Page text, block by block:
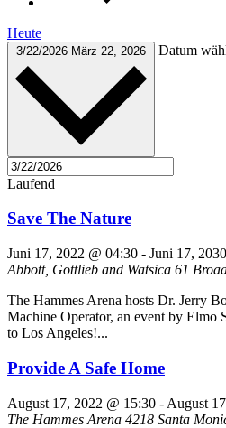
Heute
3/22/2026 März 22, 2026 Datum
Laufend
Save The Nature
Juni 17, 2022 @ 04:30 - Juni 17,
Abbott, Gottlieb and Watsica 61
The Hammes Arena hosts Dr. Jerry
Machine Operator, an event by Elmo
to Los Angeles!...
Provide A Safe Home
August 17, 2022 @ 15:30 - August
The Hammes Arena 4218 Santa